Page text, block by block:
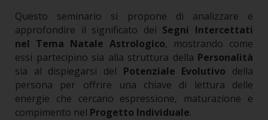
Questo seminario si propone di analizzare e
approfondire il significato dei Segni Intercettati
nel Tema Natale Astrologico, mostrando come
essi partecipino sia alla struttura della Personalità
sia al dispiegarsi del Potenziale Evolutivo della
persona per offrire una chiave di lettura delle
energie che cercano espressione, maturazione e
compimento nel Progetto Individuale.